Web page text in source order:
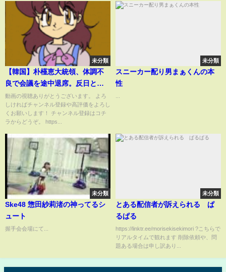
未分類
【韓国】朴槿恵大統領、体調不
良で会議を途中退席。反日と悪
口以外は元気がありません！
動画の視聴ありがとうございます。 よろ
しければチャンネル登録や高評価をよろし
くお願いします！ チャンネル登録はコチ
ラからどうぞ。 https...
未分類
スニーカー配り男まぁくんの本
性
未分類
Ske48 惣田紗莉渚の神ってるシ
ュート
握手会会場にて...
未分類
とある配信者が訴えられる ぱ
るぱる
https://linktr.ee/morisekisekimori ?こちらで
リアルタイムで観れます 削除依頼や、問
題ある場合は申し訳あり...